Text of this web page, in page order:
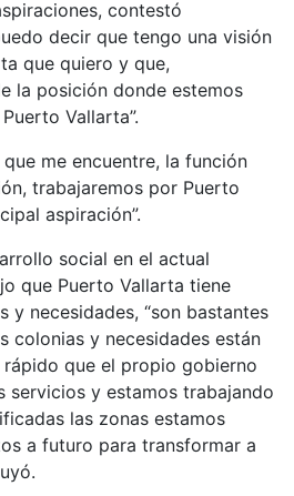
contestó
decir que tengo una visión
que quiero y que,
la posición donde estemos
Vallarta”.
me encuentre, la función
trabajaremos por Puerto
aspiración”.
social en el actual
que Puerto Vallarta tiene
y necesidades, “son bastantes
colonias y necesidades están
que el propio gobierno
servicios y estamos trabajando
las zonas estamos
a futuro para transformar a